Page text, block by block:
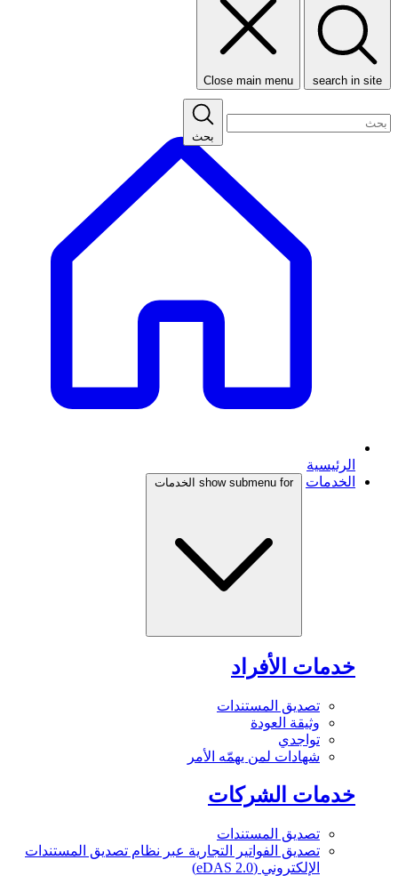
search in site
Close main menu
بحث
الرئيسية
الخدمات
show submenu for الخدمات
خدمات الأفراد
تصديق المستندات
وثيقة العودة
تواجدي
شهادات لمن يهمّه الأمر
خدمات الشركات
تصديق المستندات
تصديق الفواتير التجارية عبر نظام تصديق المستندات
الإلكتروني (eDAS 2.0)